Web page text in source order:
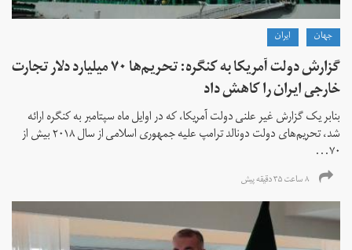
جهان ايران
گزارش دولت آمریکا به کنگره: تحریم‌ها ۷۰ میلیارد دلار تجارت
خارجی ایران را کاهش داد
بنابر یک گزارش غیر علنی دولت آمریکا، که در اوایل ماه سپتامبر به کنگره ارائه
شد، تحریم‌های دولت دونالد ترامپ علیه جمهوری اسلامی از سال ۲۰۱۸ بیش از
۷۰...
۸ ساعت ۳۵ دقیقه پیش